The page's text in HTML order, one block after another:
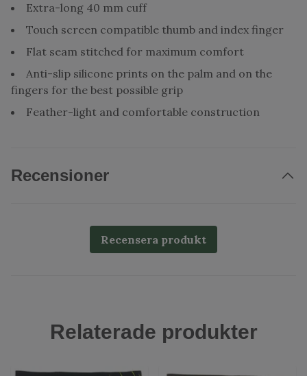
Extra-long 40 mm cuff
Touch screen compatible thumb and index finger
Flat seam stitched for maximum comfort
Anti-slip silicone prints on the palm and on the
fingers for the best possible grip
Feather-light and comfortable construction
Recensioner
Recensera produkt
Relaterade produkter